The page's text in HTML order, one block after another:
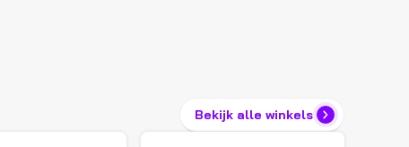
Bekijk alle winkels